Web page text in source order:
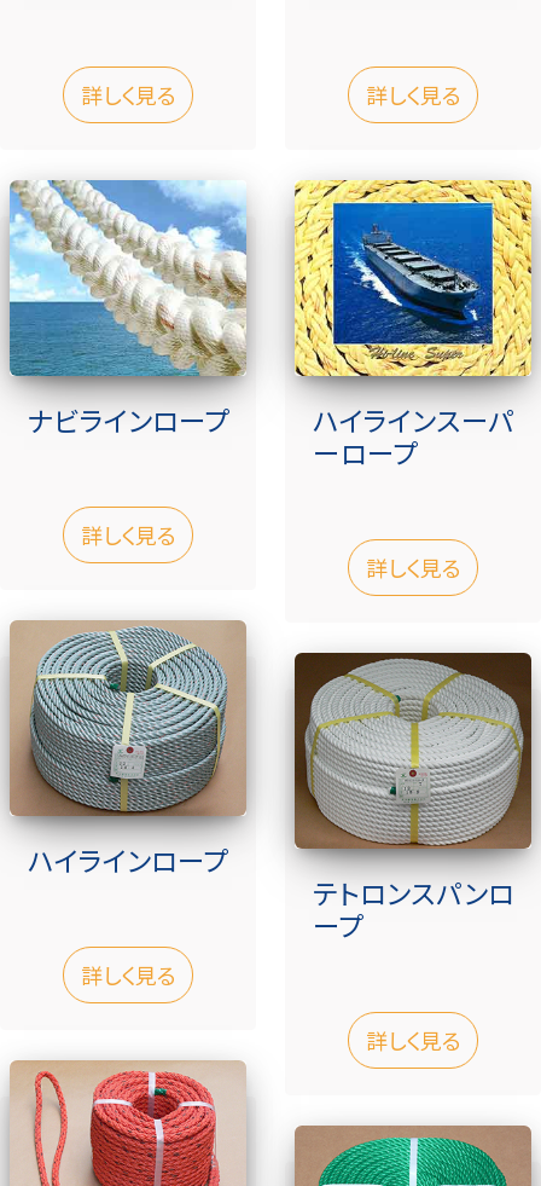
詳しく見る 詳しく見る
ナビラインロープ
詳しく見る
ハイラインスーパ
ーロープ
詳しく見る
ハイラインロープ
詳しく見る
テトロンスパンロ
ープ
詳しく見る